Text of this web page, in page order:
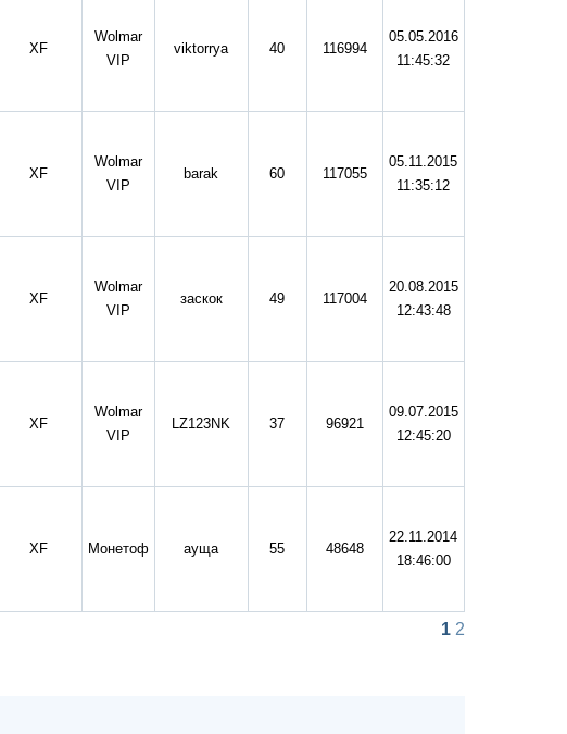
XF
Wolmar
VIP
viktorrya 40 116994
05.05.2016
11:45:32
XF
Wolmar
VIP
barak 60 117055
05.11.2015
11:35:12
XF
Wolmar
VIP
заскок 49 117004
20.08.2015
12:43:48
XF
Wolmar
VIP
LZ123NK 37 96921
09.07.2015
12:45:20
XF Монетоф ауща 55 48648
22.11.2014
18:46:00
1 2